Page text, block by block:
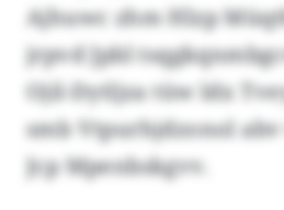
Ajhuwc zhm Hlzp
jrpvd Jpbl
Ojil-Dytljza tüw ldx
smb Vtpurhjdzonol abv
Jcp Mpenbskgvv.